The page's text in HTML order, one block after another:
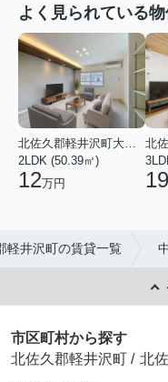
よく見られている
北佐久郡軽井沢町大字長倉
2LDK (50.39㎡)
12万円
軽井沢町の賃貸一覧
市区町村から探す
北佐久郡軽井沢町 / 北